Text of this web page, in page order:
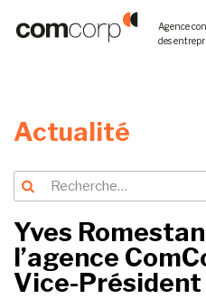
Agence
des
Actualité
Recherche
pour
:
Recherche
Yves
l’agence
Vice-